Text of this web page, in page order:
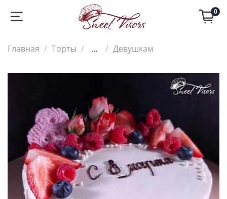
0
Главная Торты ... Девушкам